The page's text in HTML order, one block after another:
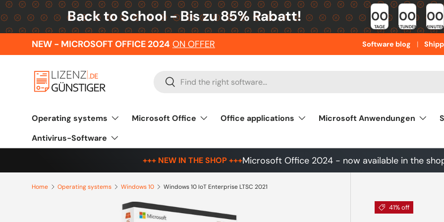
Skip to content
Back to School - Bis zu 85% Rabatt! 00
TAGE
00
STUNDEN
00
MINUTEN
NEW - MICROSOFT OFFICE 2024 ON OFFER Software blog
Search
Search
Operating systems Microsoft Office Office applications Microsoft Anwendungen
Antivirus-Software
+++ NEW IN THE SHOP +++Microsoft Office 2024 - now available in the
Home Operating systems Windows 10 Windows 10 IoT Enterprise LTSC 2021
Skip to product information
41% off